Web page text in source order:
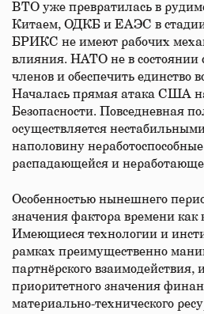
ВТО уже превратилась в
Китаем, ОДКБ и ЕАЭС в
БРИКС не имеют рабочих
влияния. НАТО не в состоянии
членов и обеспечить единство
Началась прямая атака США
Безопасности. Повседневная
осуществляется
наполовину
распадающейся и
Особенностью нынешнего
значения фактора времени как
Имеющиеся технологии и
рамках преимущественно
партнёрского взаимодействия,
приоритетного значения
материально-технического